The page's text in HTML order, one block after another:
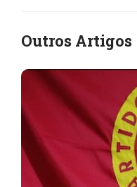
Outros Artigos